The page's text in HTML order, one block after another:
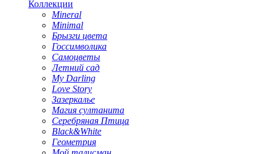
Коллекции
Mineral
Minimal
Брызги цвета
Госсимволика
Самоцветы
Летний сад
My Darling
Love Story
Зазеркалье
Магия султанита
Серебряная Птица
Black&White
Геометрия